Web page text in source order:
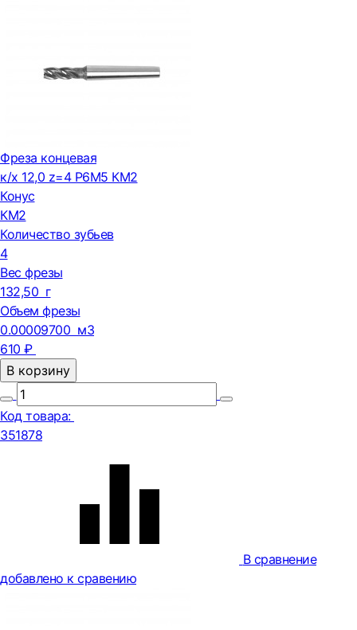
Фреза концевая
к/х 12,0 z=4 Р6М5 КМ2
Конус
КМ2
Количество зубьев
4
Вес фрезы
132,50 г
Объем фрезы
0.00009700 м3
610 ₽
В корзину
Код товара:
351878
В сравнение
добавлено к сравению